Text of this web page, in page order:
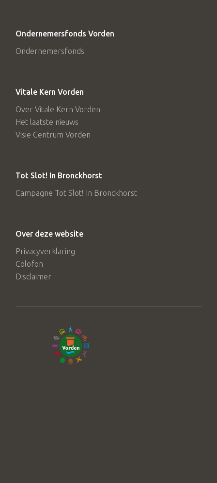
Ondernemersfonds Vorden
Ondernemersfonds
Vitale Kern Vorden
Over Vitale Kern Vorden
Het laatste nieuws
Visie Centrum Vorden
Tot Slot! In Bronckhorst
Campagne Tot Slot! In Bronckhorst
Over deze website
Privacyverklaring
Colofon
Disclaimer